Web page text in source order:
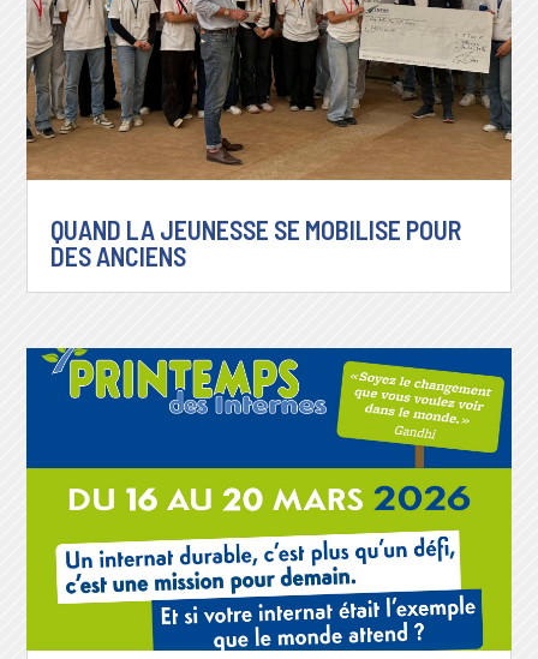
QUAND LA JEUNESSE SE MOBILISE POUR
DES ANCIENS